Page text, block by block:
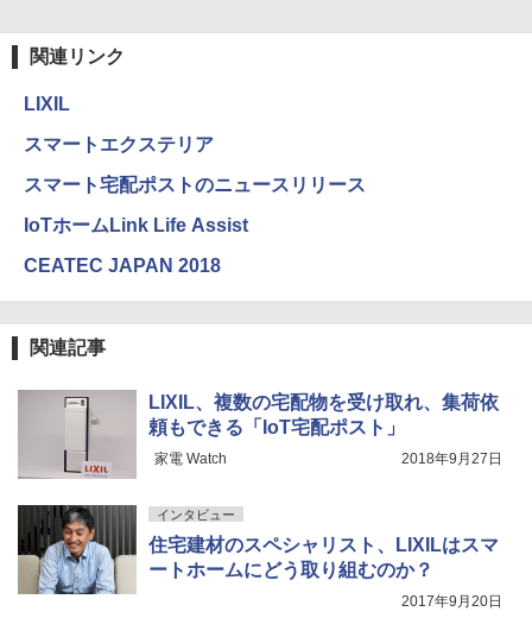
関連リンク
LIXIL
スマートエクステリア
スマート宅配ポストのニュースリリース
IoTホームLink Life Assist
CEATEC JAPAN 2018
関連記事
LIXIL、複数の宅配物を受け取れ、集荷依
頼もできる「IoT宅配ポスト」
家電 Watch 2018年9月27日
インタビュー
住宅建材のスペシャリスト、LIXILはスマ
ートホームにどう取り組むのか？
2017年9月20日